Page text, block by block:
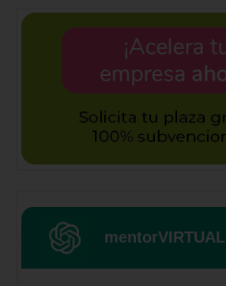
mentorVIRTUAL